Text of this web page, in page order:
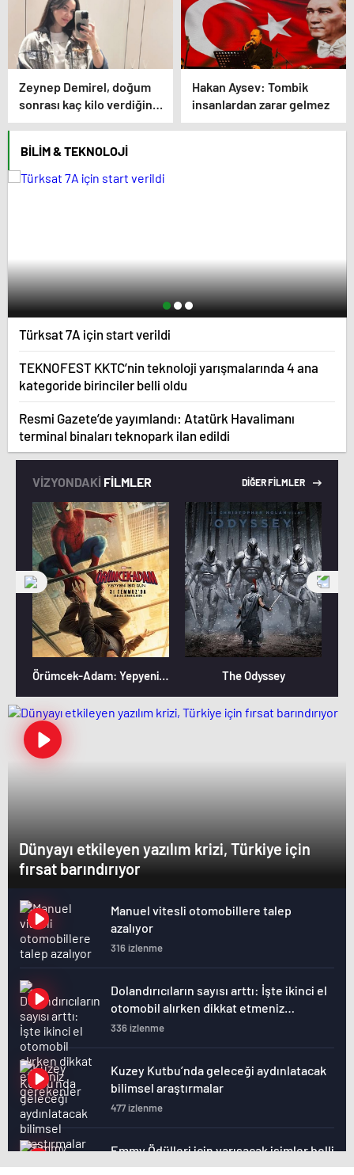
Zeynep Demirel, doğum
sonrası kaç kilo verdiğini
açıkladı
Hakan Aysev: Tombik
insanlardan zarar gelmez
BILIM & TEKNOLOJI
Türksat 7A için start verildi
TEKNOFEST KKTC’nin teknoloji yarışmalarında 4 ana
kategoride birinciler belli oldu
Resmi Gazete’de yayımlandı: Atatürk Havalimanı
terminal binaları teknopark ilan edildi
VİZYONDAKİ FİLMLER DİĞER FİLMLER
Örümcek-Adam: Yepyeni Bir Gün The Odyssey
Dünyayı etkileyen yazılım krizi, Türkiye için
fırsat barındırıyor
Manuel vitesli otomobillere talep
azalıyor
316 izlenme
Dolandırıcıların sayısı arttı: İşte ikinci el
otomobil alırken dikkat etmeniz
gerekenler
336 izlenme
Kuzey Kutbu’nda geleceği aydınlatacak
bilimsel araştırmalar
477 izlenme
Emmy Ödülleri için yarışacak isimler belli
oldu